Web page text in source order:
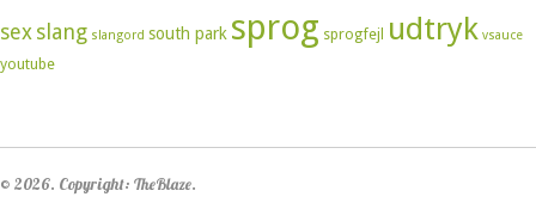
sexslang slangord south park sprog sprogfejl udtryk vsauce
youtube
© 2026. Copyright: TheBlaze.